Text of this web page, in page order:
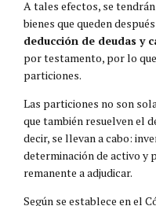
A tales efectos, se
bienes que queden
deducción de deudas y
por testamento, por lo
particiones.
Las particiones no son
que también resuelven el
decir, se llevan a cabo:
determinación de activo y
remanente a adjudicar.
Según se establece en el